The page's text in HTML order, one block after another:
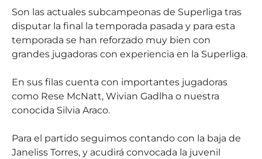
Son las actuales subcampeonas de Superliga tras
disputar la final la temporada pasada y para esta
temporada se han reforzado muy bien con
grandes jugadoras con experiencia en la Superliga.
En sus filas cuenta con importantes jugadoras
como Rese McNatt, Wivian Gadlha o nuestra
conocida Silvia Araco.
Para el partido seguimos contando con la baja de
Janeliss Torres, y acudirá convocada la juvenil